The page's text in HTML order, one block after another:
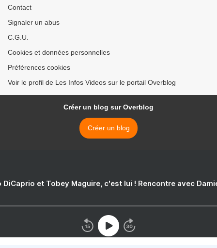
Contact
Signaler un abus
C.G.U.
Cookies et données personnelles
Préférences cookies
Voir le profil de Les Infos Videos sur le portail Overblog
Créer un blog sur Overblog
Créer un blog
DiCaprio et Tobey Maguire, c'est lui ! Rencontre avec